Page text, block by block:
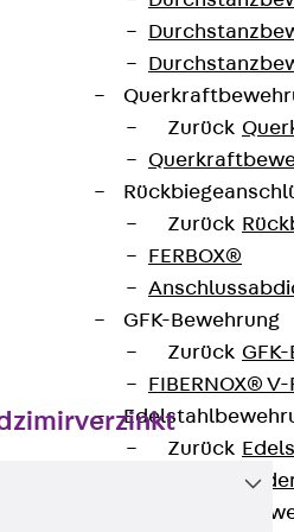
Zurück
Zurück
FERBOX®
GFK-Bewehrung
Zurück
FIBERNOX® V-
Zurück